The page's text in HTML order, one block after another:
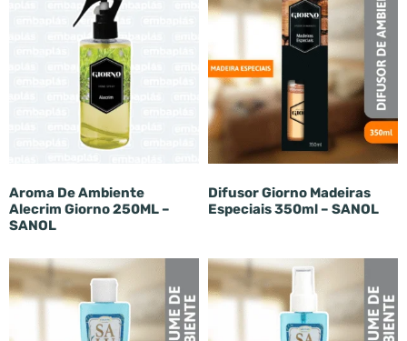
Aroma De Ambiente
Alecrim Giorno 250ML –
SANOL
Difusor Giorno Madeiras
Especiais 350ml – SANOL